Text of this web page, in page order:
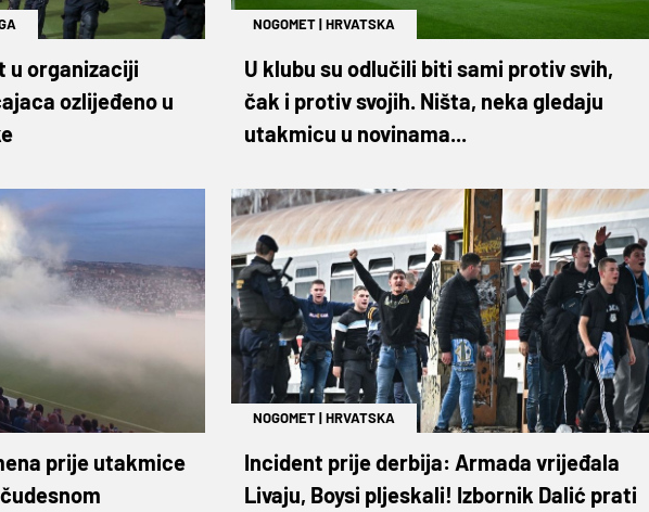
u organizaciji
ozlijeđeno u
NOGOMET|HRVATSKA
U klubu su odlučili biti sami protiv svih,
čak i protiv svojih. Ništa, neka gledaju
utakmicu u novinama...
prije utakmice
čudesnom
NOGOMET|HRVATSKA
Incident prije derbija: Armada vrijeđala
Livaju, Boysi pljeskali! Izbornik Dalić prati